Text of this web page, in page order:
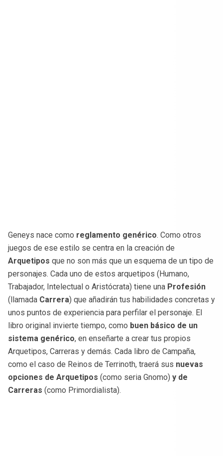
Geneys nace como reglamento genérico. Como otros
juegos de ese estilo se centra en la creación de
Arquetipos que no son más que un esquema de un tipo de
personajes. Cada uno de estos arquetipos (Humano,
Trabajador, Intelectual o Aristócrata) tiene una Profesión
(llamada Carrera) que añadirán tus habilidades concretas y
unos puntos de experiencia para perfilar el personaje. El
libro original invierte tiempo, como buen básico de un
sistema genérico, en enseñarte a crear tus propios
Arquetipos, Carreras y demás. Cada libro de Campaña,
como el caso de Reinos de Terrinoth, traerá sus nuevas
opciones de Arquetipos (como seria Gnomo) y de
Carreras (como Primordialista).